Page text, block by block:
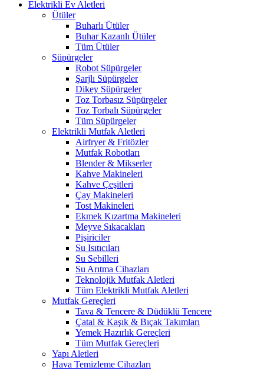
Elektrikli Ev Aletleri
Ütüler
Buharlı Ütüler
Buhar Kazanlı Ütüler
Tüm Ütüler
Süpürgeler
Robot Süpürgeler
Şarjlı Süpürgeler
Dikey Süpürgeler
Toz Torbasız Süpürgeler
Toz Torbalı Süpürgeler
Tüm Süpürgeler
Elektrikli Mutfak Aletleri
Airfryer & Fritözler
Mutfak Robotları
Blender & Mikserler
Kahve Makineleri
Kahve Çeşitleri
Çay Makineleri
Tost Makineleri
Ekmek Kızartma Makineleri
Meyve Sıkacakları
Pişiriciler
Su Isıtıcıları
Su Sebilleri
Su Arıtma Cihazları
Teknolojik Mutfak Aletleri
Tüm Elektrikli Mutfak Aletleri
Mutfak Gereçleri
Tava & Tencere & Düdüklü Tencere
Çatal & Kaşık & Bıçak Takımları
Yemek Hazırlık Gereçleri
Tüm Mutfak Gereçleri
Yapı Aletleri
Hava Temizleme Cihazları